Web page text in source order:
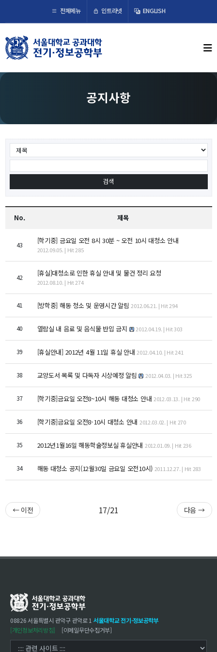
전체메뉴 인트라넷 ENGLISH ×
학부뉴스
뉴스
교수/연구
전임교수
객원교수
명예교수 및 전직교수
역대학부장
연구실/연구소
연구소
세미나 영상
전기정보세미나
교육
학부
교과목이수규정
대학원
교과과정
교과목이수규정
연합전공 인공지능 반도체공학
연합전공 지능형 통신
보유도서
커뮤니티
입시
공지사항
No. 제목
43 [학기중] 금요일 오전 8시 30분 ~ 오전 10시 대청소 안내
2012.09.05. | Hit 285
42 [휴실]대청소로 인한 휴실 안내 및 물건 정리 요청
2012.08.10. | Hit 274
41 [방학중] 해동 청소 및 운영시간 알림 2012.06.21. | Hit 294
40 열람실 내 음료 및 음식물 반입 금지 2012.04.19. | Hit 303
39 [휴실안내] 2012년 4월 11일 휴실 안내 2012.04.10. | Hit 241
38 교양도서 목록 및 다독자 시상예정 알림 2012.04.03. | Hit 325
37 [학기중]금요일 오전8~10시 해동 대청소 안내 2012.03.13. | Hit 290
36 [학기중]금요일 오전8-10시 대청소 안내 2012.03.02. | Hit 270
35 2012년1월16일 해동학술정보실 휴실안내 2012.01.09. | Hit 236
34 해동 대청소 공지(12월30일 금요일 오전10시) 2011.12.27. | Hit 283
← 이전 17/21 다음 →
08826 서울특별시 관악구 관악로 1 서울대학교 전기·정보공학부
[개인정보처리방침]
[이메일무단수집거부]